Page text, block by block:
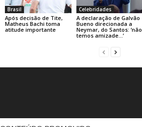
Brasil
Após decisão de Tite,
Matheus Bachi toma
atitude importante
Celebridades
A declaração de Galvão
Bueno direcionada a
Neymar, do Santos: ‘não
temos amizade…’